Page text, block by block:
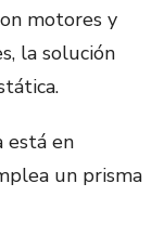
motores y
la solución
está en
un prisma